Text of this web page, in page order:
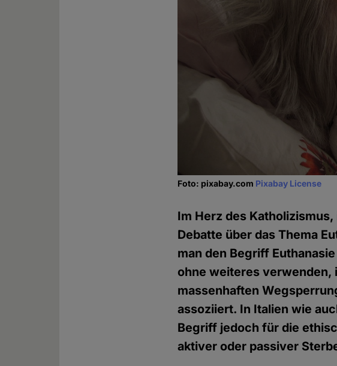
Foto: pixabay.com Pixabay License
Im Herz des
Debatte über das Thema
man den Begriff
ohne weiteres verwenden,
massenhaften
assoziiert. In Italien wie
Begriff jedoch für die
aktiver oder passiver